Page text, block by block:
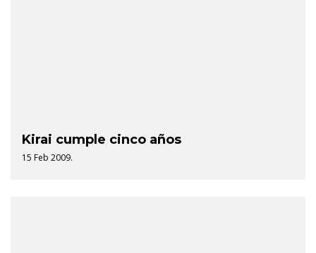
Kirai cumple cinco años
15 Feb 2009.